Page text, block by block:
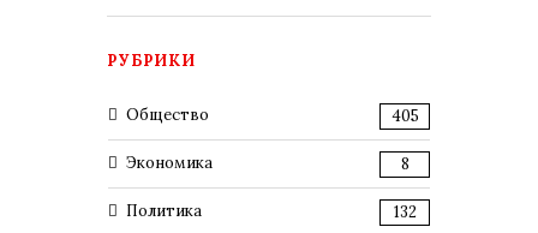
РУБРИКИ
Общество 405
Экономика 8
Политика 132